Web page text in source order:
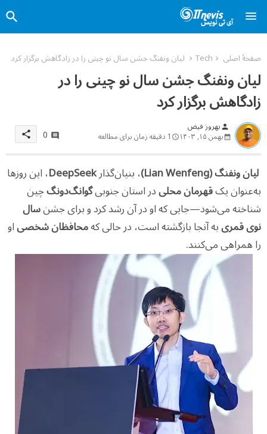
صفحهٔ اصلی Tech لیان ونفنگ جشن سال نو چینی را در زادگاهش برگزار کرد
لیان ونفنگ جشن سال نو چینی را در
زادگاهش برگزار کرد
person بهروز فیض
بهمن ۱۵, ۱۴۰۳ 1 دقیقه زمان برای مطالعه 0
share
لیان ونفنگ (Lian Wenfeng) ، بنیان‌گذارDeepSeek، این روزها
به‌عنوان یکقهرمان محلیدر استان جنوبیگوانگ‌دونگچین
شناخته می‌شود—جایی که او در آن رشد کرد و برای جشنسال
نوی قمریبه آنجا بازگشته است، در حالی کهمحافظان شخصیاو
را همراهی می‌کنند.